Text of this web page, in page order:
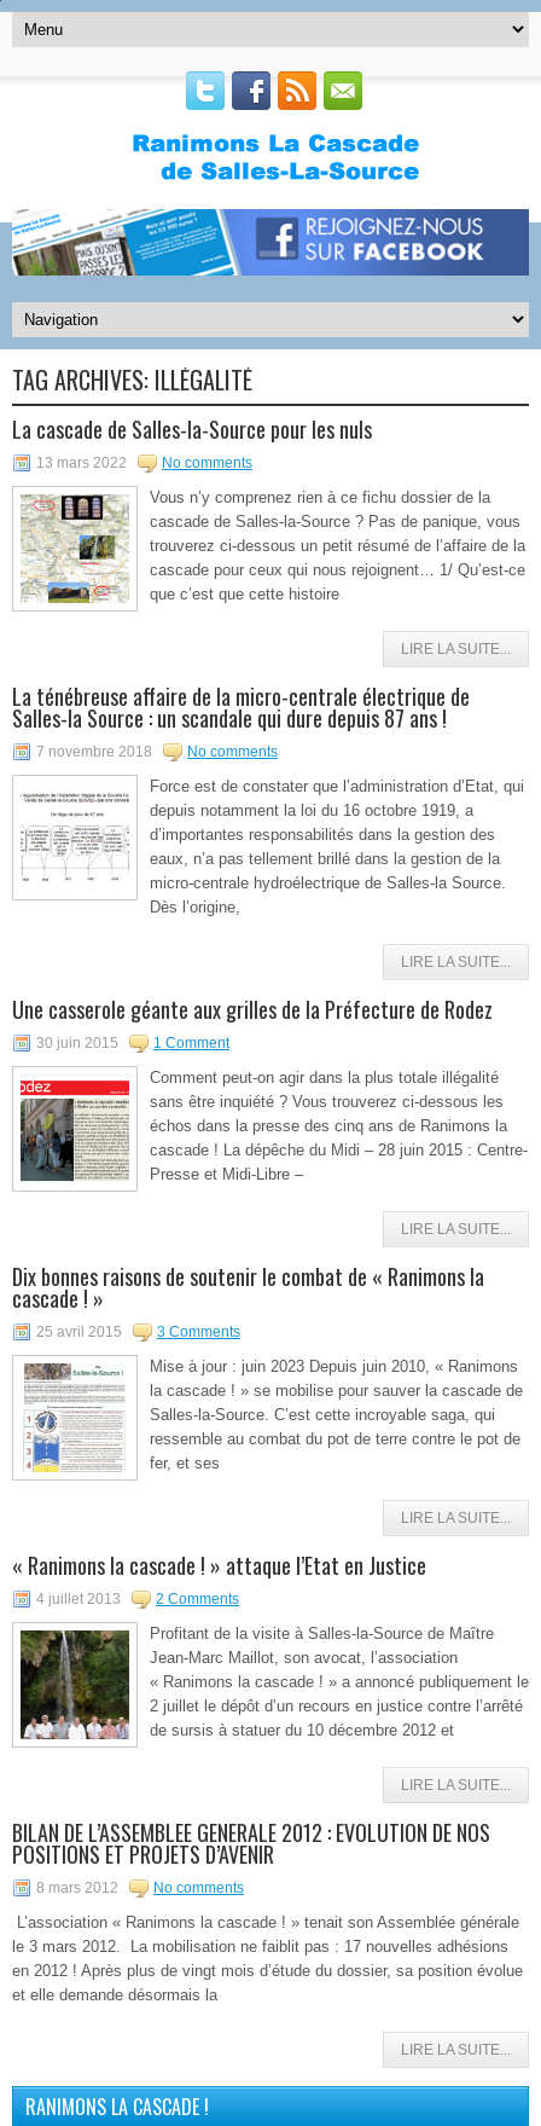
TAG ARCHIVES: ILLÉGALITÉ
La cascade de Salles-la-Source pour les nuls
13 mars 2022 No comments
Vous n’y comprenez rien à ce fichu dossier de la
cascade de Salles-la-Source ? Pas de panique, vous
trouverez ci-dessous un petit résumé de l’affaire de la
cascade pour ceux qui nous rejoignent… 1/ Qu’est-ce
que c’est que cette histoire
LIRE LA SUITE...
La ténébreuse affaire de la micro-centrale électrique de
Salles-la Source : un scandale qui dure depuis 87 ans !
7 novembre 2018 No comments
Force est de constater que l’administration d’Etat, qui
depuis notamment la loi du 16 octobre 1919, a
d’importantes responsabilités dans la gestion des
eaux, n’a pas tellement brillé dans la gestion de la
micro-centrale hydroélectrique de Salles-la Source.
Dès l’origine,
LIRE LA SUITE...
Une casserole géante aux grilles de la Préfecture de Rodez
30 juin 2015 1 Comment
Comment peut-on agir dans la plus totale illégalité
sans être inquiété ? Vous trouverez ci-dessous les
échos dans la presse des cinq ans de Ranimons la
cascade ! La dépêche du Midi – 28 juin 2015 : Centre-
Presse et Midi-Libre –
LIRE LA SUITE...
Dix bonnes raisons de soutenir le combat de « Ranimons la
cascade ! »
25 avril 2015 3 Comments
Mise à jour : juin 2023 Depuis juin 2010, « Ranimons
la cascade ! » se mobilise pour sauver la cascade de
Salles-la-Source. C’est cette incroyable saga, qui
ressemble au combat du pot de terre contre le pot de
fer, et ses
LIRE LA SUITE...
« Ranimons la cascade ! » attaque l’Etat en Justice
4 juillet 2013 2 Comments
Profitant de la visite à Salles-la-Source de Maître
Jean-Marc Maillot, son avocat, l’association
« Ranimons la cascade ! » a annoncé publiquement le
2 juillet le dépôt d’un recours en justice contre l’arrêté
de sursis à statuer du 10 décembre 2012 et
LIRE LA SUITE...
BILAN DE L’ASSEMBLEE GENERALE 2012 : EVOLUTION DE NOS
POSITIONS ET PROJETS D’AVENIR
8 mars 2012 No comments
L’association « Ranimons la cascade ! » tenait son Assemblée générale
le 3 mars 2012. La mobilisation ne faiblit pas : 17 nouvelles adhésions
en 2012 ! Après plus de vingt mois d’étude du dossier, sa position évolue
et elle demande désormais la
LIRE LA SUITE...
RANIMONS LA CASCADE !